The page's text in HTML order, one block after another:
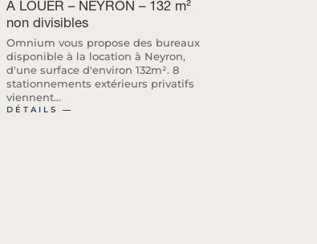
A LOUER – NEYRON – 132 m²
non divisibles
Omnium vous propose des bureaux
disponible à la location à Neyron,
d'une surface d'environ 132m². 8
stationnements extérieurs privatifs
viennent...
DÉTAILS ―